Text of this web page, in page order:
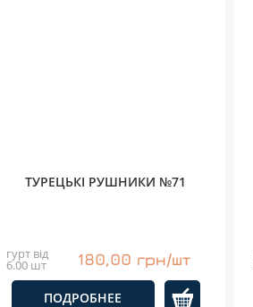
ТУРЕЦЬКІ РУШНИКИ №71
гурт від
6.00 шт 180,00 грн/шт
ПОДРОБНЕЕ